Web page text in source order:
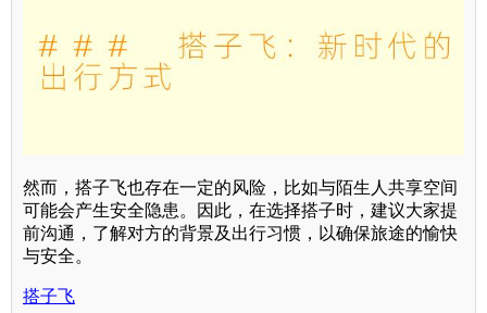
然而，搭子飞也存在一定的风险，比如与陌生人共享空间
可能会产生安全隐患。因此，在选择搭子时，建议大家提
前沟通，了解对方的背景及出行习惯，以确保旅途的愉快
与安全。
搭子飞